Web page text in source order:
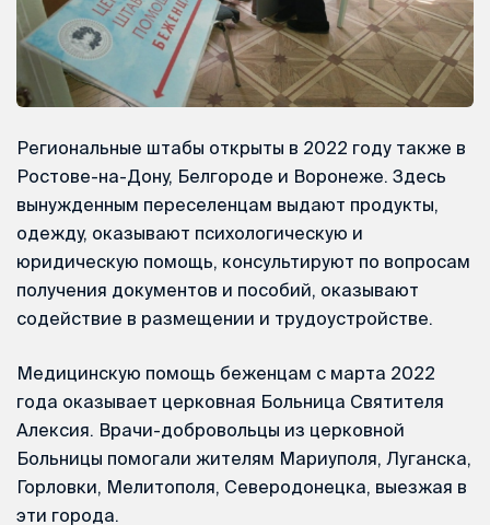
Региональные штабы открыты в 2022 году также в
Ростове-на-Дону, Белгороде и Воронеже. Здесь
вынужденным переселенцам выдают продукты,
одежду, оказывают психологическую и
юридическую помощь, консультируют по вопросам
получения документов и пособий, оказывают
содействие в размещении и трудоустройстве.
Медицинскую помощь беженцам с марта 2022
года оказывает церковная Больница Святителя
Алексия. Врачи-добровольцы из церковной
Больницы помогали жителям Мариуполя, Луганска,
Горловки, Мелитополя, Северодонецка, выезжая в
эти города.